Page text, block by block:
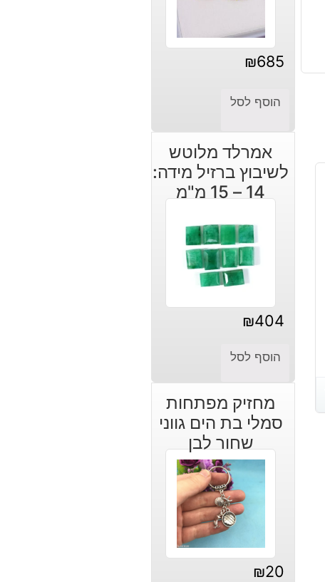
₪685
הוסף לסל
אמרלד מלוטש
לשיבוץ ברזיל מידה:
14 – 15 מ"מ
₪404
הוסף לסל
מחזיק מפתחות
סמלי בת הים גווני
שחור לבן
₪20